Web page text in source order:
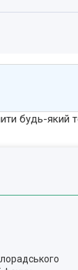
будь-